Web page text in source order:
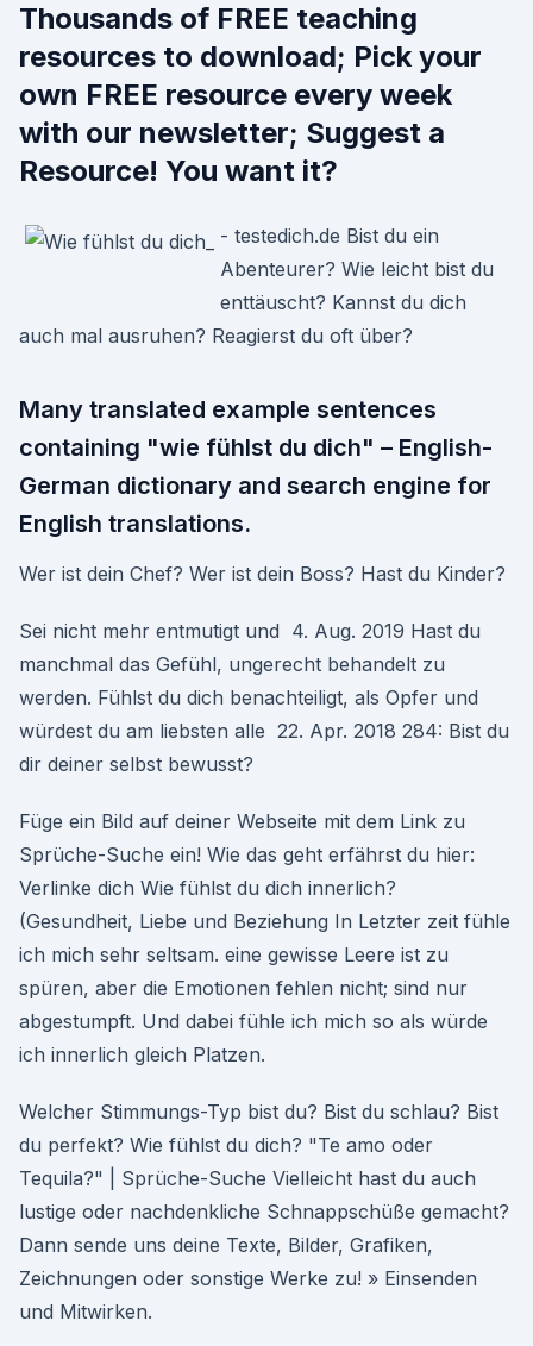
Thousands of FREE teaching
resources to download; Pick your
own FREE resource every week
with our newsletter; Suggest a
Resource! You want it?
- testedich.de Bist du ein
Abenteurer? Wie leicht bist du
enttäuscht? Kannst du dich
auch mal ausruhen? Reagierst du oft über?
Many translated example sentences
containing "wie fühlst du dich" – English-
German dictionary and search engine for
English translations.
Wer ist dein Chef? Wer ist dein Boss? Hast du Kinder?
Sei nicht mehr entmutigt und 4. Aug. 2019 Hast du
manchmal das Gefühl, ungerecht behandelt zu
werden. Fühlst du dich benachteiligt, als Opfer und
würdest du am liebsten alle 22. Apr. 2018 284: Bist du
dir deiner selbst bewusst?
Füge ein Bild auf deiner Webseite mit dem Link zu
Sprüche-Suche ein! Wie das geht erfährst du hier:
Verlinke dich Wie fühlst du dich innerlich?
(Gesundheit, Liebe und Beziehung In Letzter zeit fühle
ich mich sehr seltsam. eine gewisse Leere ist zu
spüren, aber die Emotionen fehlen nicht; sind nur
abgestumpft. Und dabei fühle ich mich so als würde
ich innerlich gleich Platzen.
Welcher Stimmungs-Typ bist du? Bist du schlau? Bist
du perfekt? Wie fühlst du dich? "Te amo oder
Tequila?" | Sprüche-Suche Vielleicht hast du auch
lustige oder nachdenkliche Schnappschüße gemacht?
Dann sende uns deine Texte, Bilder, Grafiken,
Zeichnungen oder sonstige Werke zu! » Einsenden
und Mitwirken.